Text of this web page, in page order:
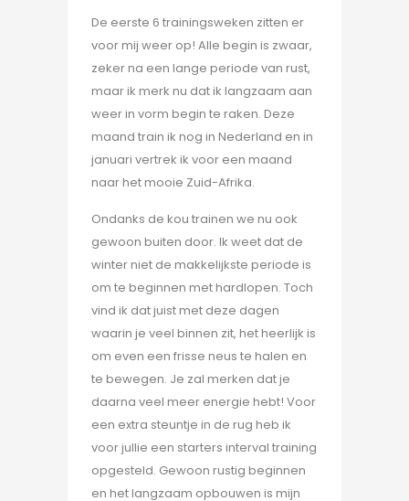
De eerste 6 trainingsweken zitten er
voor mij weer op! Alle begin is zwaar,
zeker na een lange periode van rust,
maar ik merk nu dat ik langzaam aan
weer in vorm begin te raken. Deze
maand train ik nog in Nederland en in
januari vertrek ik voor een maand
naar het mooie Zuid-Afrika.
Ondanks de kou trainen we nu ook
gewoon buiten door. Ik weet dat de
winter niet de makkelijkste periode is
om te beginnen met hardlopen. Toch
vind ik dat juist met deze dagen
waarin je veel binnen zit, het heerlijk is
om even een frisse neus te halen en
te bewegen. Je zal merken dat je
daarna veel meer energie hebt! Voor
een extra steuntje in de rug heb ik
voor jullie een starters interval training
opgesteld. Gewoon rustig beginnen
en het langzaam opbouwen is mijn